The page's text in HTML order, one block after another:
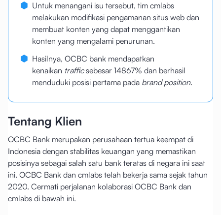
Untuk menangani isu tersebut, tim cmlabs
melakukan modifikasi pengamanan situs web dan
membuat konten yang dapat menggantikan
konten yang mengalami penurunan.
Hasilnya, OCBC bank mendapatkan
kenaikan trafficsebesar 14867% dan berhasil
menduduki posisi pertama pada brand position.
Tentang Klien
OCBC Bank merupakan perusahaan tertua keempat di
Indonesia dengan stabilitas keuangan yang memastikan
posisinya sebagai salah satu bank teratas di negara ini saat
ini. OCBC Bank dan cmlabs telah bekerja sama sejak tahun
2020. Cermati perjalanan kolaborasi OCBC Bank dan
cmlabs di bawah ini.